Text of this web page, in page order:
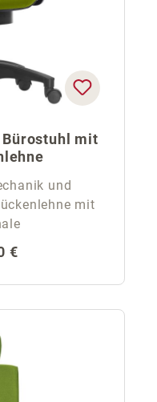
Bürostuhl mit
und
mit
Preis:
€